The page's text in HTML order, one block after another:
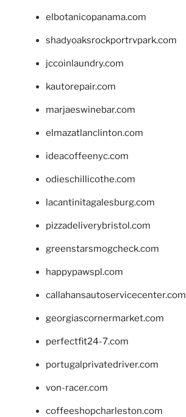
elbotanicopanama.com
shadyoaksrockportrvpark.com
jccoinlaundry.com
kautorepair.com
marjaeswinebar.com
elmazatlanclinton.com
ideacoffeenyc.com
odieschillicothe.com
lacantinitagalesburg.com
pizzadeliverybristol.com
greenstarsmogcheck.com
happypawspl.com
callahansautoservicecenter.com
georgiascornermarket.com
perfectfit24-7.com
portugalprivatedriver.com
von-racer.com
coffeeshopcharleston.com